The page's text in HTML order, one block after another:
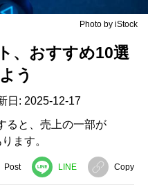
Photo by iStock
、おすすめ10選
う
日: 2025-12-17
ると、売上の一部が
ます。
Post LINE Copy